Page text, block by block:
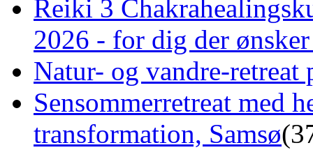
Reiki 3
2026 - for dig der
Natur- og vandre-retreat
Sensommerretreat med
transformation, Samsø